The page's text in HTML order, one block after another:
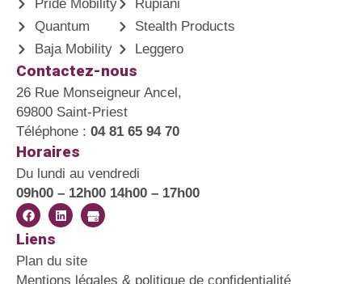
Pride Mobility
Quantum
Baja Mobility
Rupiani
Stealth Products
Leggero
Contactez-nous
26 Rue Monseigneur Ancel,
69800 Saint-Priest
Téléphone : 04 81 65 94 70
Horaires
Du lundi au vendredi
09h00 – 12h00 14h00 – 17h00
Liens
Plan du site
Mentions légales & politique de confidentialité